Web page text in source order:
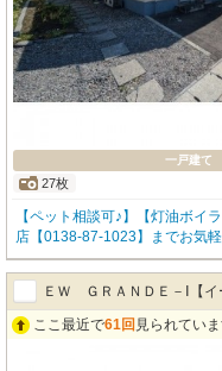
一戸建て
27枚
【ペット相談可♪】【灯油ボイ
店【0138-87-1023】までお気
ＥＷ ＧＲＡＮＤＥ－Ⅰ【イ
ここ最近で61回 見られていま